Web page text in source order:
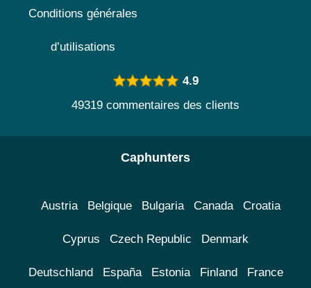
Conditions générales
d’utilisations
4.9
49319 commentaires des clients
Caphunters
Austria Belgique Bulgaria Canada Croatia
Cyprus Czech Republic Denmark
Deutschland España Estonia Finland France